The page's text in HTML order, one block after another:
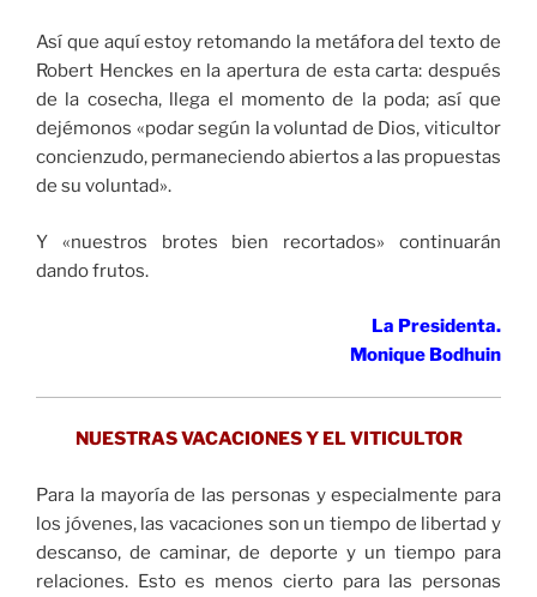
Así que aquí estoy retomando la metáfora del texto de
Robert Henckes en la apertura de esta carta: después
de la cosecha, llega el momento de la poda; así que
dejémonos «podar según la voluntad de Dios, viticultor
concienzudo, permaneciendo abiertos a las propuestas
de su voluntad».
Y «nuestros brotes bien recortados» continuarán
dando frutos.
La Presidenta.
Monique Bodhuin
NUESTRAS VACACIONES Y EL VITICULTOR
Para la mayoría de las personas y especialmente para
los jóvenes, las vacaciones son un tiempo de libertad y
descanso, de caminar, de deporte y un tiempo para
relaciones. Esto es menos cierto para las personas